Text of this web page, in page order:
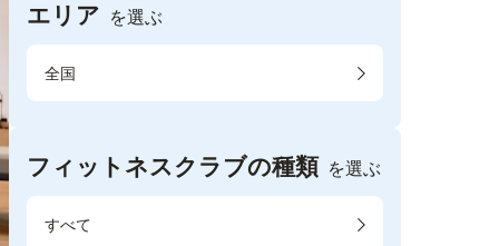
エリア を選ぶ
全国
フィットネスクラブの種類 を選ぶ
すべて